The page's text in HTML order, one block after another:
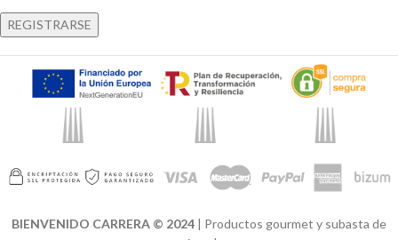
BIENVENIDO CARRERA © 2024 | Productos gourmet y subasta de